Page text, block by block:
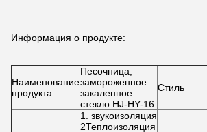
Информация о продукте:
Наименование
продукта
Песочница,
замороженное
закаленное
стекло HJ-HY-16
Стиль
1. звукоизоляция
2Теплоизоляция